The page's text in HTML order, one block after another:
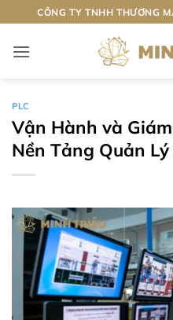
qua
nội
CÔNG TY TNHH THƯƠNG
PLC
Vận Hành và
Nền Tảng Quản